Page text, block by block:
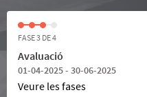
FASE 3 DE 4
Avaluació
01-04-2025 - 30-06-2025
Veure les fases